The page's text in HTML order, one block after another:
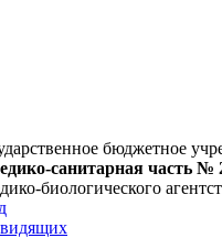
бюджетное
санитарная часть №
биологического